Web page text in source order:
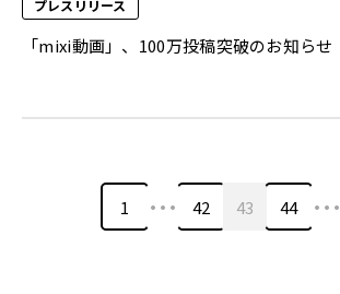
プレスリリース
「mixi動画」、100万投稿突破のお知らせ
1 … 42 43 44 …